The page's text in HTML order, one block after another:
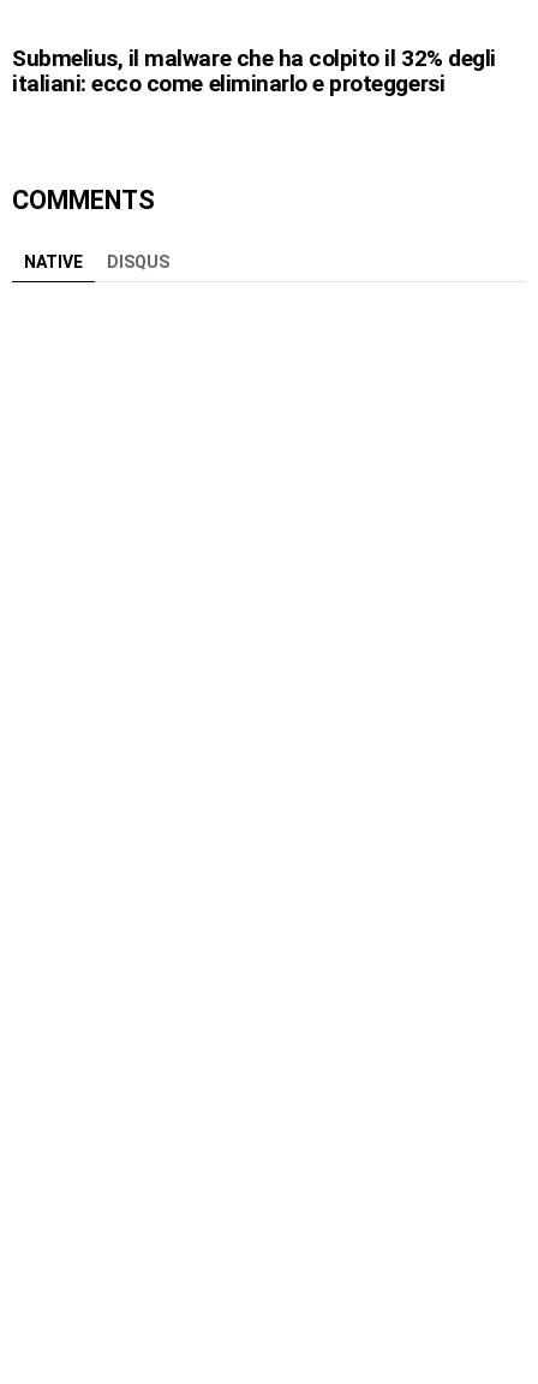
Submelius, il malware che ha colpito il 32% degli
italiani: ecco come eliminarlo e proteggersi
COMMENTS
NATIVE DISQUS